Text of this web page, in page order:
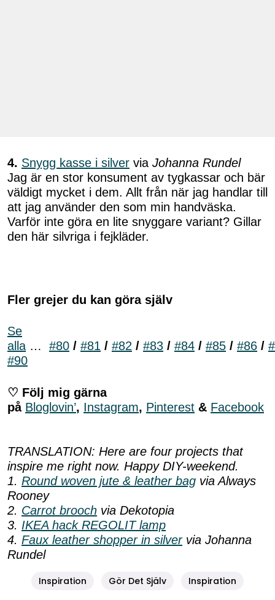
4. Snygg kasse i silver via Johanna Rundel
Jag är en stor konsument av tygkassar och bär
väldigt mycket i dem. Allt från när jag handlar till
att jag använder den som min handväska.
Varför inte göra en lite snyggare variant? Gillar
den här silvriga i fejkläder.
Fler grejer du kan göra själv
Se
alla … #80 / #81 / #82 / #83 / #84 / #85 / #86 /
#90
♡ Följ mig gärna
på Bloglovin’, Instagram, Pinterest & Facebook
TRANSLATION: Here are four projects that
inspire me right now. Happy DIY-weekend.
1. Round woven jute & leather bag via Always
Rooney
2. Carrot brooch via Dekotopia
3. IKEA hack REGOLIT lamp
4. Faux leather shopper in silvervia Johanna
Rundel
Inspiration Gör Det Själv Inspiration